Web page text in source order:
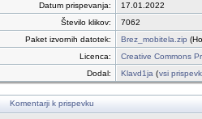
Datum prispevanja:
17.01.2022
Število klikov:
7062
Paket izvornih datotek:
Brez_mobitela.zip
Licenca:
Creative Commons
Dodal:
Klavd1ja (vsi
Komentarji k prispevku